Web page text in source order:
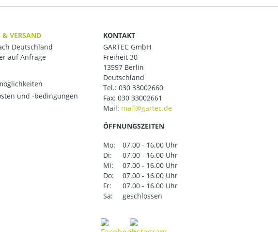
& VERSAND
Deutschland
auf Anfrage
und -bedingungen
KONTAKT
GARTEC GmbH
Freiheit 30
13597 Berlin
Deutschland
Tel.: 030 33002660
Fax: 030 33002661
Mail:
ÖFFNUNGSZEITEN
Mo:
07.00 - 16.00 Uhr
Di:
07.00 - 16.00 Uhr
Mi:
07.00 - 16.00 Uhr
Do:
07.00 - 16.00 Uhr
Fr:
07.00 - 16.00 Uhr
Sa:
geschlossen